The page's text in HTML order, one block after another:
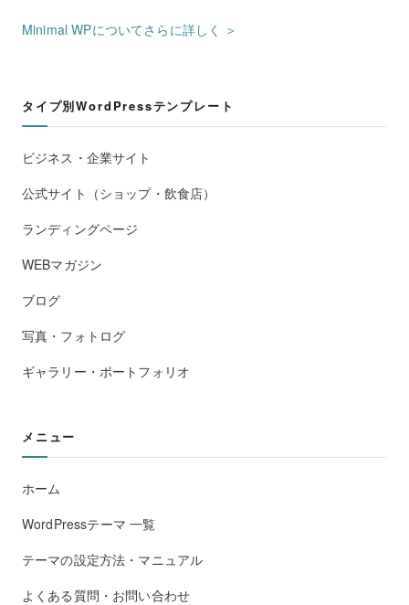
Minimal WPについてさらに詳しく ＞
タイプ別WordPressテンプレート
ビジネス・企業サイト
公式サイト（ショップ・飲食店）
ランディングページ
WEBマガジン
ブログ
写真・フォトログ
ギャラリー・ポートフォリオ
メニュー
ホーム
WordPressテーマ 一覧
テーマの設定方法・マニュアル
よくある質問・お問い合わせ